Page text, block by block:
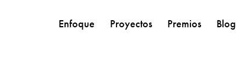
Enfoque Proyectos Premios Blog